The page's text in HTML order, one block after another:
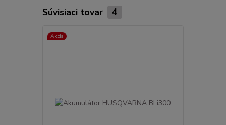
Súvisiaci tovar 4
Akcia